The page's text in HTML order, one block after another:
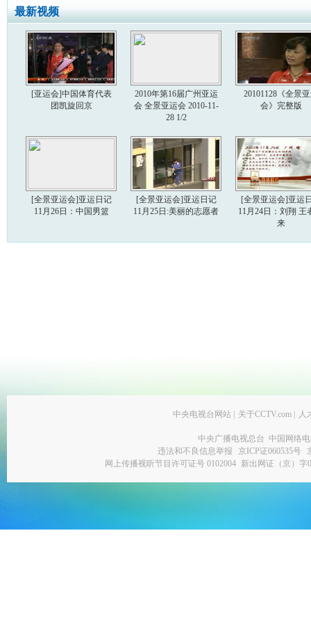
最新视频
[亚运会]中国体育代表
团凯旋回京
2010年第16届广州亚运
会 全景亚运会 2010-11-
28 1/2
20101128《全景
会》完整版
[全景亚运会]亚运日记
11月26日：中国男篮
[全景亚运会]亚运日记
11月25日:美丽的志愿者
[全景亚运会]亚运
11月24日：刘翔 王
来
中央电视台网站 关于CCTV.com 人
中央广播电视总台 中国网络
违法和不良信息举报
京ICP证060535号
网上传播视听节目许可证号 0102004 新出网证（京）